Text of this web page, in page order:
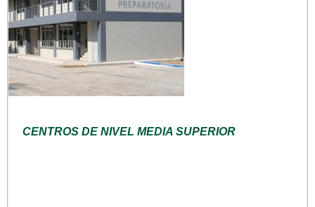
CENTROS DE NIVEL MEDIA SUPERIOR